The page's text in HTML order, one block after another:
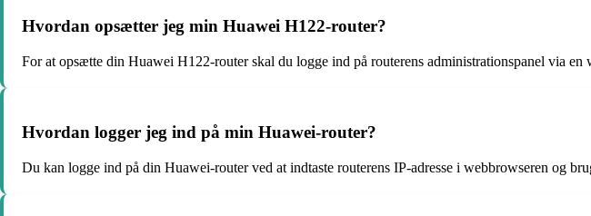
Hvordan opsætter jeg min Huawei H122-router?
For at opsætte din Huawei H122-router skal du logge ind på routerens administrationspanel via
Hvordan logger jeg ind på min Huawei-router?
Du kan logge ind på din Huawei-router ved at indtaste routerens IP-adresse i webbrowseren og